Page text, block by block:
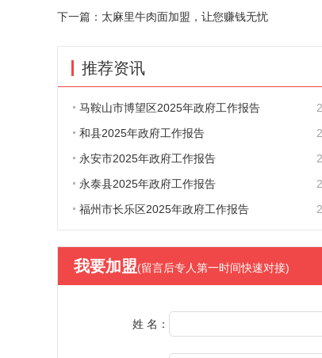
下一篇： 太麻里牛肉面加盟，让您赚钱无忧
推荐资讯
马鞍山市博望区2025年政府工作报告
和县2025年政府工作报告
永安市2025年政府工作报告
永泰县2025年政府工作报告
福州市长乐区2025年政府工作报告
我要加盟(留言后专人第一时间快速对接)
姓 名：